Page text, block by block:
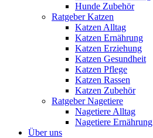
Hunde Zubehör
Ratgeber Katzen
Katzen Alltag
Katzen Ernährung
Katzen Erziehung
Katzen Gesundheit
Katzen Pflege
Katzen Rassen
Katzen Zubehör
Ratgeber Nagetiere
Nagetiere Alltag
Nagetiere Ernährung
Über uns